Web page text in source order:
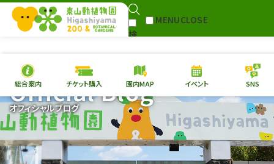
検
MENUCLOSE
本日の開園情報 チケ
園内MAP イベント
総合案内
総合案内 チケット購入 園内MAP イベント SNS
オフィシャルブログ
Official Blog